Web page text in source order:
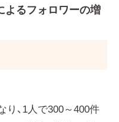
よるフォロワーの増
、1人で300～400件